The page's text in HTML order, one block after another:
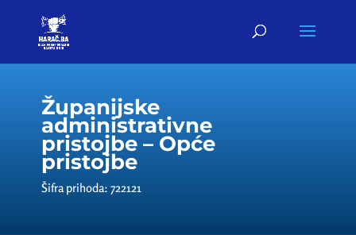
Županijske
administrativne
pristojbe – Opće
pristojbe
Šifra prihoda: 722121